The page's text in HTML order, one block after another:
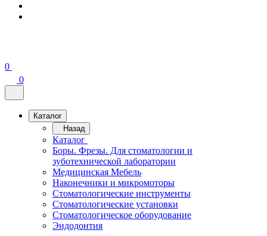
0
0
Каталог
Назад
Каталог
Боры. Фрезы. Для стоматологии и
зуботехнической лаборатории
Медицинская Мебель
Наконечники и микромоторы
Стоматологические инструменты
Стоматологические установки
Стоматологическое оборудование
Эндодонтия